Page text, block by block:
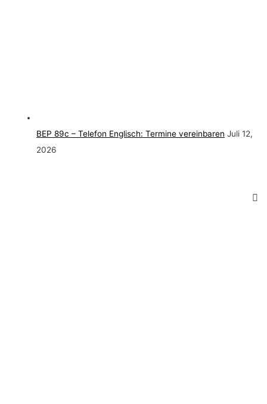
BEP 89c – Telefon Englisch: Termine vereinbaren Juli 12,
2026